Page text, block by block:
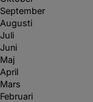
September
Augusti
Juli
Juni
Maj
April
Mars
Februari